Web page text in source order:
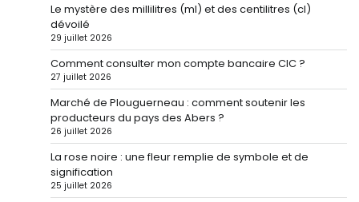
Le mystère des millilitres (ml) et des centilitres (cl)
dévoilé
29 juillet 2026
Comment consulter mon compte bancaire CIC ?
27 juillet 2026
Marché de Plouguerneau : comment soutenir les
producteurs du pays des Abers ?
26 juillet 2026
La rose noire : une fleur remplie de symbole et de
signification
25 juillet 2026